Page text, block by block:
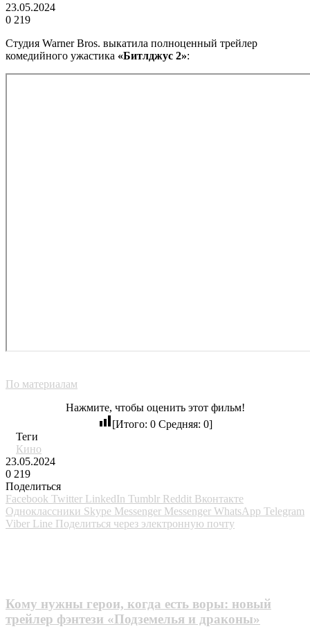
23.05.2024
0 219
Студия Warner Bros. выкатила полноценный трейлер
комедийного ужастика «Битлджус 2»:
По материалам
Нажмите, чтобы оценить этот фильм!
[Итого: 0Средняя: 0]
Теги
Кино
23.05.2024
0 219
Поделиться
Facebook Twitter LinkedIn Tumblr Reddit Вконтакте
Одноклассники Skype Messenger Messenger WhatsApp Telegram
Viber Line Поделиться через электронную почту
Кому нужны герои, когда есть воры: новый
трейлер фэнтези «Подземелья и драконы»